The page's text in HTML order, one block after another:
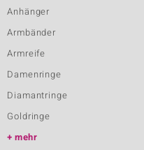
Anhänger
Armbänder
Armreife
Damenringe
Diamantringe
Goldringe
mehr